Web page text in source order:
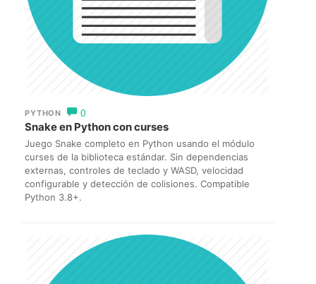
PYTHON 0
Snake en Python con curses
Juego Snake completo en Python usando el módulo
curses de la biblioteca estándar. Sin dependencias
externas, controles de teclado y WASD, velocidad
configurable y detección de colisiones. Compatible
Python 3.8+.